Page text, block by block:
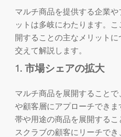
マルチ商品を提供する企業
ットは多岐にわたります。
開することの主なメリット
交えて解説します。
市場シェアの拡大
マルチ商品を展開すること
や顧客層にアプローチでき
帯や用途の商品を展開する
スクラブの顧客にリーチで